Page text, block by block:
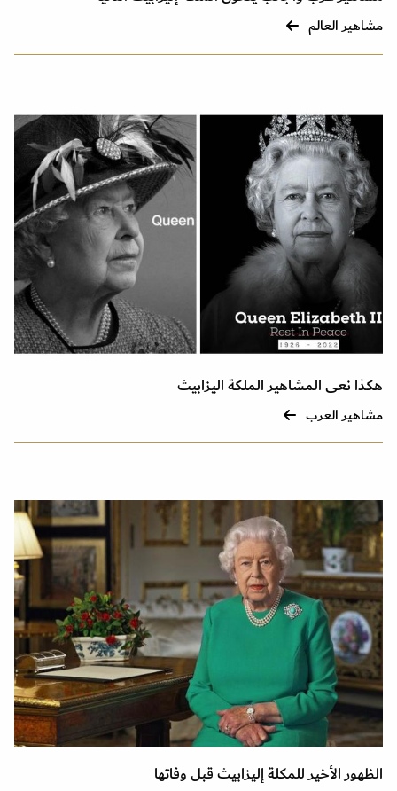
مشاهير العالم
هكذا نعى المشاهير الملكة اليزابيث
مشاهير العرب
الظهور الأخير للمكلة إليزابيث قبل وفاتها